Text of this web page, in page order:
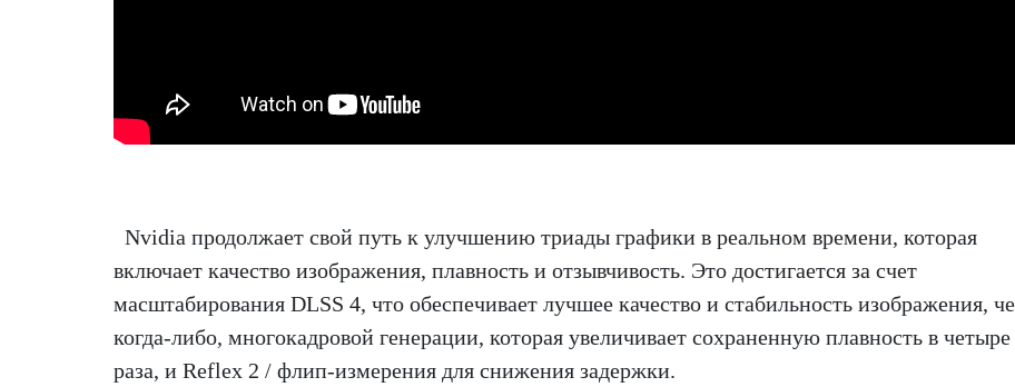
Nvidia продолжает свой путь к улучшению триады графики в реальном времени, которая
включает качество изображения, плавность и отзывчивость. Это достигается за счет
масштабирования DLSS 4, что обеспечивает лучшее качество и стабильность изображения,
когда-либо, многокадровой генерации, которая увеличивает сохраненную плавность в четыре
раза, и Reflex 2 / флип-измерения для снижения задержки.